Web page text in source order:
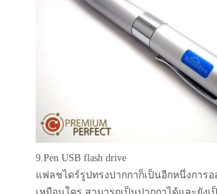
9.Pen USB flash drive
แฟลชไดร์รูปทรงปากกาก็เป็นอีกหนึ่งการอ